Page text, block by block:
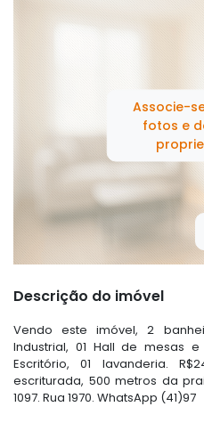
Associe-
fotos e
Descrição do imóvel
Vendo este imóvel, 2
Industrial, 01 Hall de mesas
Escritório, 01 lavanderia.
escriturada, 500 metros da
1097. Rua 1970. WhatsApp (41)97